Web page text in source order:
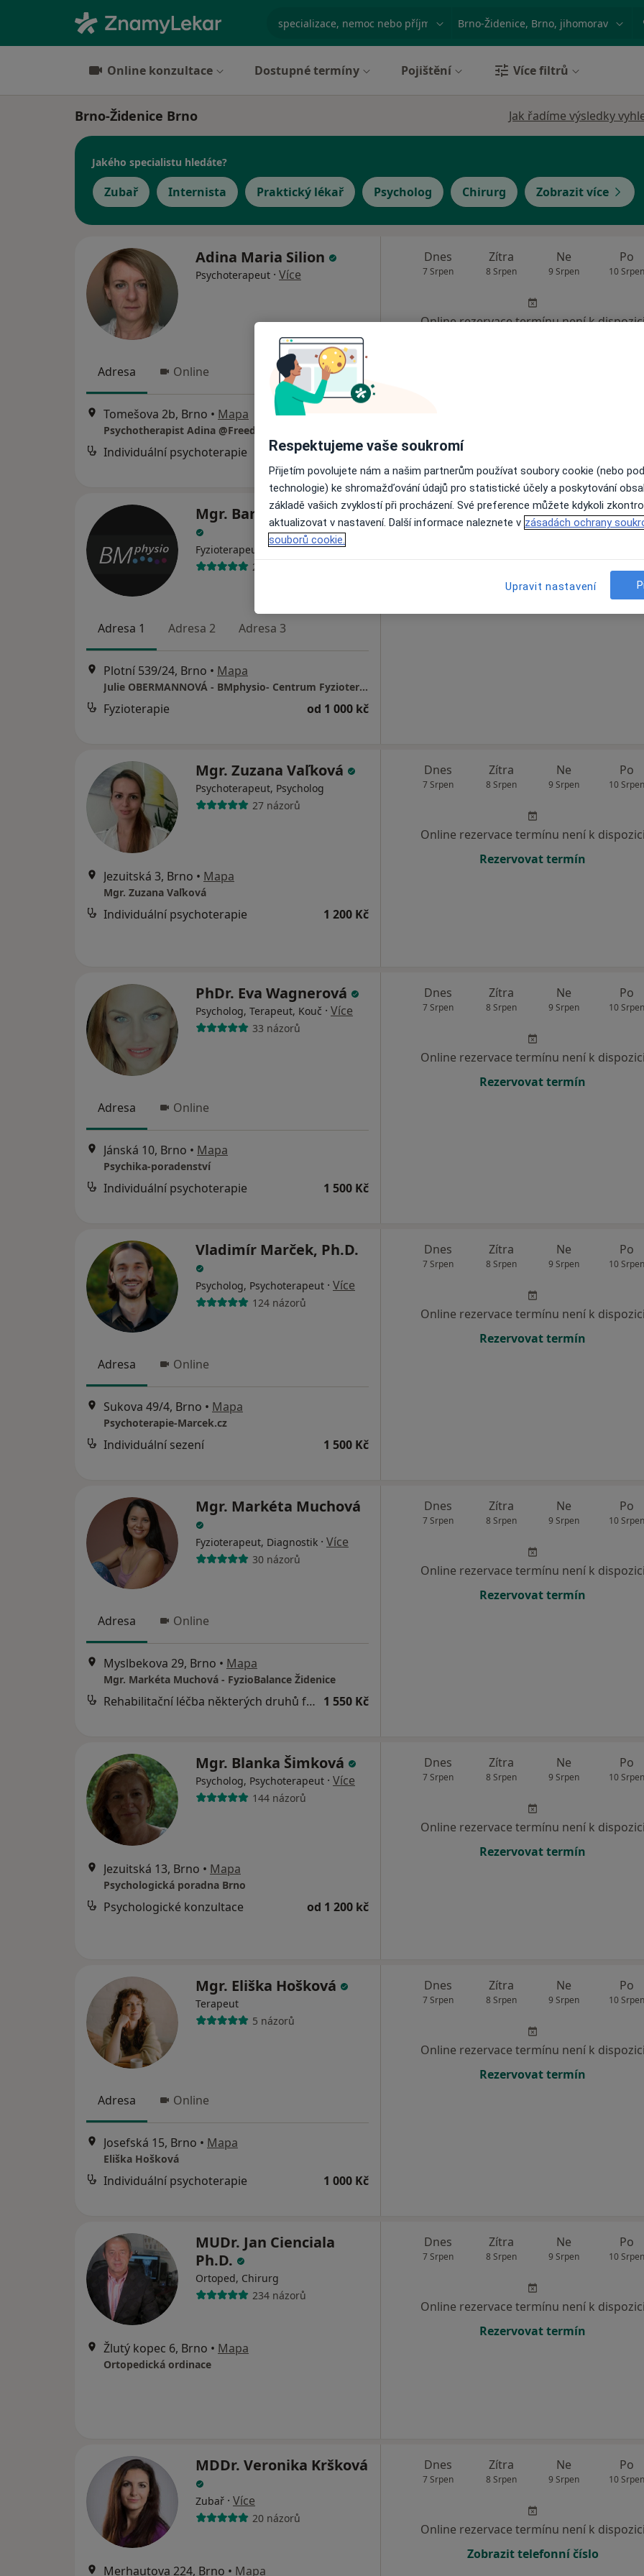
specializace, nemoc nebo příjmení Město nebo region
Online konzultace Dostupné termíny Pojištění Více filtrů
Brno-Židenice Brno Jak řadíme výsledky
Jakého specialistu hledáte?
Zubař Internista Praktický lékař Psycholog Chirurg Zobrazit více
Adina Maria Silion
Psychoterapeut · Více
Adresa Online
Tomešova 2b, Brno • Mapa
Psychotherapist Adina @FreedomInTherapy
Individuální psychoterapie 1 300 Kč
Dnes
7 Srpen
Zítra
8 Srpen
Ne
9 Srpen
Po
10 Srpen
Online rezervace termínu není k
Mgr. Barbora Kroupová
Fyzioterapeut ·Více
215 názorů
Adresa 1 Adresa 2 Adresa 3
Plotní 539/24, Brno • Mapa
Julie OBERMANNOVÁ - BMphysio- Centrum Fyzioterapie
Fyzioterapie od 1 000 kč
Dnes
7 Srpen
Zítra
8 Srpen
Ne
9 Srpen
Po
10
Online rezervace termínu není k
Mgr. Zuzana Vaľková
Psychoterapeut, Psycholog
27 názorů
Jezuitská 3, Brno • Mapa
Mgr. Zuzana Vaľková
Individuální psychoterapie 1 200 Kč
Dnes
7 Srpen
Zítra
8 Srpen
Ne
9 Srpen
Po
10 Srpen
Online rezervace termínu není k dispozici
Rezervovat termín
PhDr. Eva Wagnerová
Psycholog, Terapeut, Kouč · Více
33 názorů
Adresa Online
Jánská 10, Brno • Mapa
Psychika-poradenství
Individuální psychoterapie 1 500 Kč
Dnes
7 Srpen
Zítra
8 Srpen
Ne
9 Srpen
Po
10 Srpen
Online rezervace termínu není k dispozici
Rezervovat termín
Vladimír Marček, Ph.D.
Psycholog, Psychoterapeut · Více
124 názorů
Adresa Online
Sukova 49/4, Brno • Mapa
Psychoterapie-Marcek.cz
Individuální sezení 1 500 Kč
Dnes
7 Srpen
Zítra
8 Srpen
Ne
9 Srpen
Po
10 Srpen
Online rezervace termínu není k dispozici
Rezervovat termín
Mgr. Markéta Muchová
Fyzioterapeut, Diagnostik · Více
30 názorů
Adresa Online
Myslbekova 29, Brno • Mapa
Mgr. Markéta Muchová - FyzioBalance Židenice
Rehabilitační léčba některých druhů funkční sterility metodou L. Mojžíšové 1 550 Kč
Dnes
7 Srpen
Zítra
8 Srpen
Ne
9 Srpen
Po
10 Srpen
Online rezervace termínu není k dispozici
Rezervovat termín
Mgr. Blanka Šimková
Psycholog, Psychoterapeut · Více
144 názorů
Jezuitská 13, Brno • Mapa
Psychologická poradna Brno
Psychologické konzultace od 1 200 kč
Dnes
7 Srpen
Zítra
8 Srpen
Ne
9 Srpen
Po
10 Srpen
Online rezervace termínu není k dispozici
Rezervovat termín
Mgr. Eliška Hošková
Terapeut
5 názorů
Adresa Online
Josefská 15, Brno • Mapa
Eliška Hošková
Individuální psychoterapie 1 000 Kč
Dnes
7 Srpen
Zítra
8 Srpen
Ne
9 Srpen
Po
10 Srpen
Online rezervace termínu není k dispozici
Rezervovat termín
MUDr. Jan Cienciala
Ph.D.
Ortoped, Chirurg
234 názorů
Žlutý kopec 6, Brno • Mapa
Ortopedická ordinace
Dnes
7 Srpen
Zítra
8 Srpen
Ne
9 Srpen
Po
10 Srpen
Online rezervace termínu není k dispozici
Rezervovat termín
MDDr. Veronika Kršková
Zubař · Více
20 názorů
Merhautova 224, Brno • Mapa
Dnes
7 Srpen
Zítra
8 Srpen
Ne
9 Srpen
Po
10 Srpen
Online rezervace termínu není k dispozici
Zobrazit telefonní číslo
Respektujeme vaše soukromí
Přijetím povolujete nám a našim partnerům používat soubory cookie (nebo
technologie) ke shromažďování údajů pro statistické účely a poskytování
základě vašich zvyklostí při procházení. Své preference můžete kdykoli
aktualizovat v nastavení. Další informace naleznete v zásadách ochrany
souborů cookie.
Upravit nastavení